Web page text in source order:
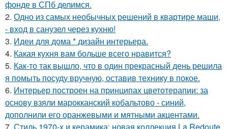
фонде в СПб делимся.
2. Одно из самых необычных решений в квартире маши,
- вход в санузел через кухню!
3. Идеи для дома * дизайн интерьера.
4. Какая кухня вам больше всего нравится?
5. Как-то так вышло, что в один прекрасный день решила
я помыть посуду вручную, оставив технику в покое.
6. Интерьер построен на принципах цветотерапии: за
основу взяли марокканский кобальтово - синий,
дополнили его оранжевыми и мятными акцентами.
7. Стиль 1970-х и керамика: новая коллекция La Redoute